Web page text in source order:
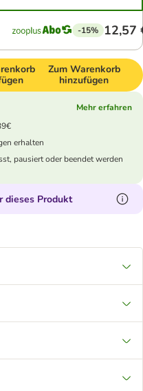
-15% 12,57
Zum Warenkorb
hinzufügen
Mehr erfahren
erhalten
pausiert oder beendet werden
dieses Produkt